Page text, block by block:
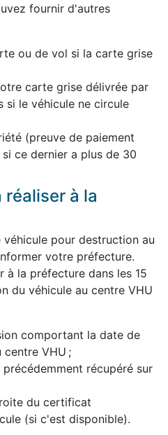
fournir d'autres
ou de vol si la carte grise
carte grise délivrée par
si le véhicule ne circule
(preuve de paiement
ce dernier a plus de 30
réaliser à la
pour destruction au
votre préfecture.
à la préfecture dans les 15
du véhicule au centre VHU
comportant la date de
VHU ;
récupéré sur
du certificat
(si c'est disponible).